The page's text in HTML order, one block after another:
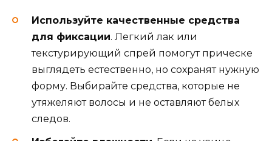
Используйте качественные средства
для фиксации. Легкий лак или
текстурирующий спрей помогут прическе
выглядеть естественно, но сохранят нужную
форму. Выбирайте средства, которые не
утяжеляют волосы и не оставляют белых
следов.